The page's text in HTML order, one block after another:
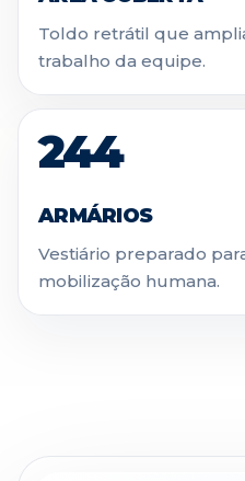
Toldo retrátil que
trabalho da equipe.
244
ARMÁRIOS
Vestiário preparado
mobilização humana.